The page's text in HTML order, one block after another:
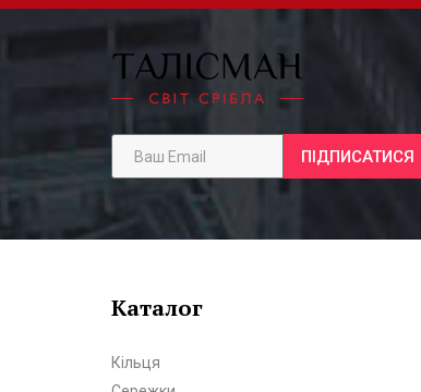
ПІДПИСАТИСЯ
Каталог
Кільця